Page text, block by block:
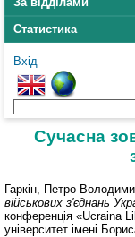
Статистика
Вхід
Сучасна
Гаркін, Петро
військових з'єднань
конференція «Ucraina
університет імені